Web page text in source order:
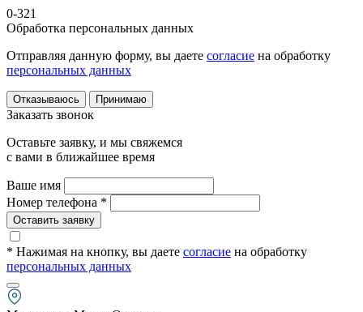
0-321
Обработка персональных данных
Отправляя данную форму, вы даете согласие на обработку
персональных данных
Отказываюсь Принимаю
Заказать звонок
Оставьте заявку, и мы свяжемся
с вами в ближайшее время
Ваше имя
Номер телефона *
Оставить заявку
* Нажимая на кнопку, вы даете согласие на обработку
персональных данных